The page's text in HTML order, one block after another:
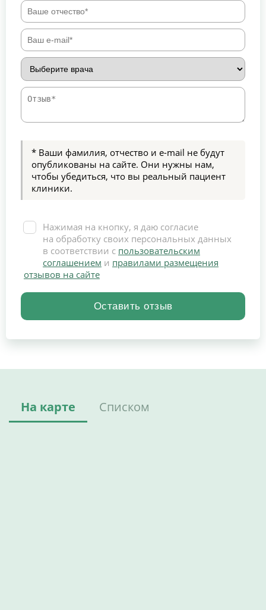
* Ваши фамилия, отчество и e-mail не будут
опубликованы на сайте. Они нужны нам,
чтобы убедиться, что вы реальный пациент
клиники.
Нажимая на кнопку, я даю согласие
на обработку своих персональных данных
в соответствии с пользовательским
соглашением и правилами размещения
отзывов на сайте
На карте Списком